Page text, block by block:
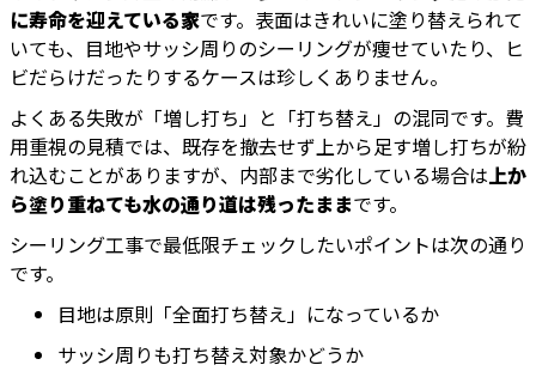
に寿命を迎えている家です。表面はきれいに塗り替えられて
いても、目地やサッシ周りのシーリングが痩せていたり、ヒ
ビだらけだったりするケースは珍しくありません。
よくある失敗が「増し打ち」と「打ち替え」の混同です。費
用重視の見積では、既存を撤去せず上から足す増し打ちが紛
れ込むことがありますが、内部まで劣化している場合は上か
ら塗り重ねても水の通り道は残ったままです。
シーリング工事で最低限チェックしたいポイントは次の通り
です。
目地は原則「全面打ち替え」になっているか
サッシ周りも打ち替え対象かどうか